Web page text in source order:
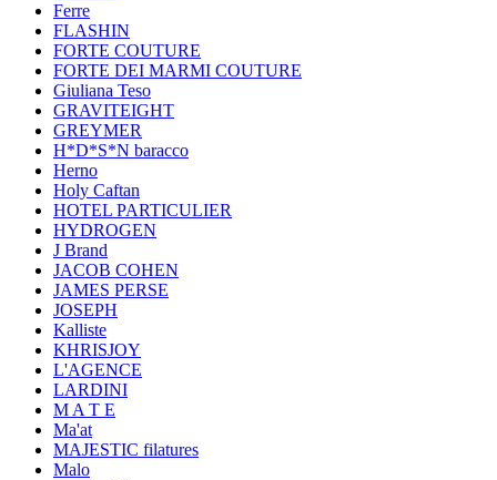
Ferre
FLASHIN
FORTE COUTURE
FORTE DEI MARMI COUTURE
Giuliana Teso
GRAVITEIGHT
GREYMER
H*D*S*N baracco
Herno
Holy Caftan
HOTEL PARTICULIER
HYDROGEN
J Brand
JACOB COHEN
JAMES PERSE
JOSEPH
Kalliste
KHRISJOY
L'AGENCE
LARDINI
M A T E
Ma'at
MAJESTIC filatures
Malo